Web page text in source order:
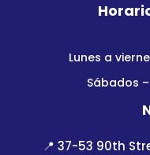
Lunes a
Sábados
📍37-53 90th